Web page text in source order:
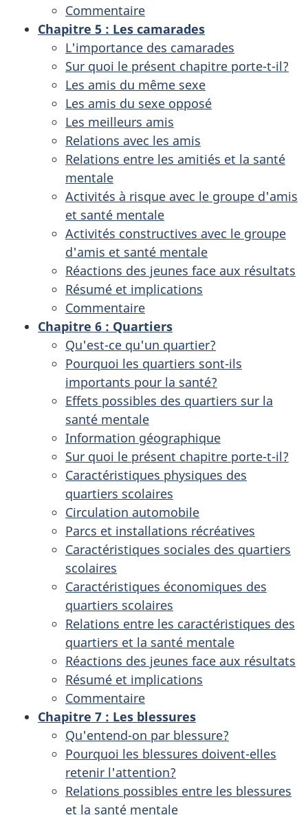
Commentaire
Chapitre 5 : Les camarades
L'importance des camarades
Sur quoi le présent chapitre porte-t-il?
Les amis du même sexe
Les amis du sexe opposé
Les meilleurs amis
Relations avec les amis
Relations entre les amitiés et la santé
mentale
Activités à risque avec le groupe d'amis
et santé mentale
Activités constructives avec le groupe
d'amis et santé mentale
Réactions des jeunes face aux résultats
Résumé et implications
Commentaire
Chapitre 6 : Quartiers
Qu'est-ce qu'un quartier?
Pourquoi les quartiers sont-ils
importants pour la santé?
Effets possibles des quartiers sur la
santé mentale
Information géographique
Sur quoi le présent chapitre porte-t-il?
Caractéristiques physiques des
quartiers scolaires
Circulation automobile
Parcs et installations récréatives
Caractéristiques sociales des quartiers
scolaires
Caractéristiques économiques des
quartiers scolaires
Relations entre les caractéristiques des
quartiers et la santé mentale
Réactions des jeunes face aux résultats
Résumé et implications
Commentaire
Chapitre 7 : Les blessures
Qu'entend-on par blessure?
Pourquoi les blessures doivent-elles
retenir l'attention?
Relations possibles entre les blessures
et la santé mentale